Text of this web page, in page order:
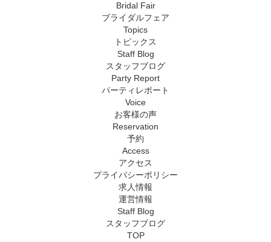
Bridal Fair
ブライダルフェア
Topics
トピックス
Staff Blog
スタッフブログ
Party Report
パーティレポート
Voice
お客様の声
Reservation
予約
Access
アクセス
プライバシーポリシー
求人情報
運営情報
Staff Blog
スタッフブログ
TOP